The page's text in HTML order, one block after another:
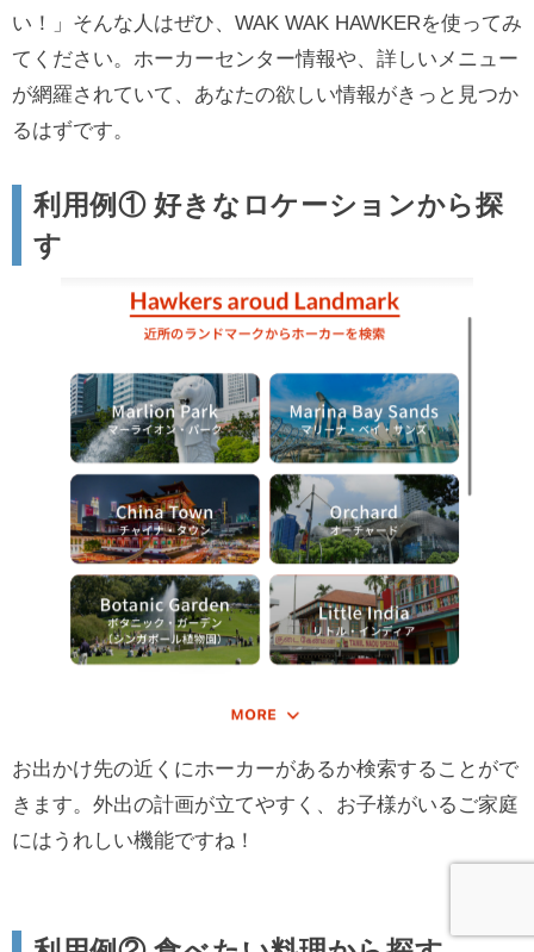
い！」そんな人はぜひ、WAK WAK HAWKERを使ってみ
てください。ホーカーセンター情報や、詳しいメニュー
が網羅されていて、あなたの欲しい情報がきっと見つか
るはずです。
利用例① 好きなロケーションから探
す
お出かけ先の近くにホーカーがあるか検索することがで
きます。外出の計画が立てやすく、お子様がいるご家庭
にはうれしい機能ですね！